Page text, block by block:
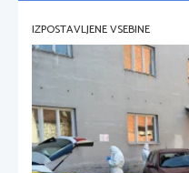
IZPOSTAVLJENE VSEBINE